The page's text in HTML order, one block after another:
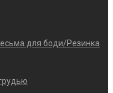
для боди/Резинка